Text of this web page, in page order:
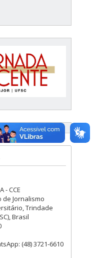
- CCE
Jornalismo
Trindade
Brasil
(48) 3721-6610